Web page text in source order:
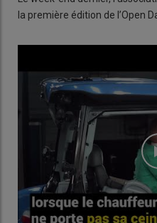
la première édition de l’Open